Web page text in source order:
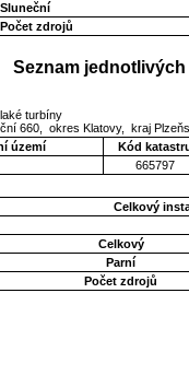
Sluneční
Počet zdrojů
Seznam
turbíny
660, okres Klatovy, kraj
území
Kód
665797
Celkový
Celkový
Parní
Počet zdrojů